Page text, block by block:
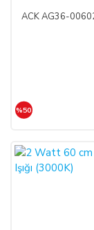
ACK AG36-
%50